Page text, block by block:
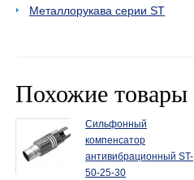
Металлорукава серии ST
Похожие товары
Сильфонный
компенсатор
антивибрационный ST-
50-25-30